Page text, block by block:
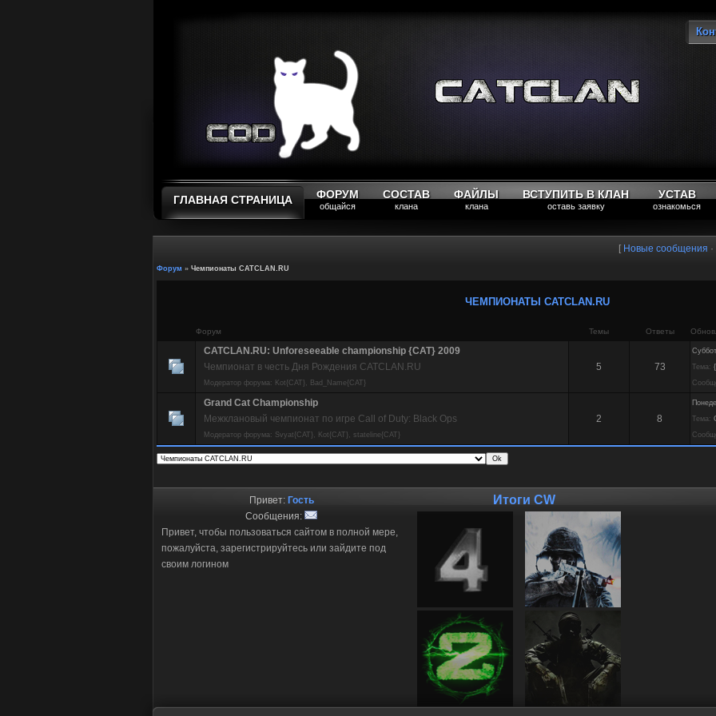
ГЛАВНАЯ СТРАНИЦА ФОРУМ
общайся
СОСТАВ
клана
ФАЙЛЫ
клана
ВСТУПИТЬ В КЛАН
оставь заявку
УСТАВ
ознакомься
[ Новые сообщения ·
Форум » Чемпионаты CATCLAN.RU
ЧЕМПИОНАТЫ CATCLAN.RU
Форум Темы Ответы
CATCLAN.RU: Unforeseeable championship {CAT} 2009
Чемпионат в честь Дня Рождения CATCLAN.RU
Модератор форума: Kot{CAT}, Bad_Name{CAT}
5 73
Тема:
Grand Cat Championship
Межклановый чемпионат по игре Call of Duty: Black Ops
Модератор форума: Svyat{CAT}, Kot{CAT}, stateline{CAT}
2 8
Тема:
Привет: Гость
Сообщения:
Привет, чтобы пользоваться сайтом в полной мере,
пожалуйста, зарегистрируйтесь или зайдите под
своим логином
Итоги CW